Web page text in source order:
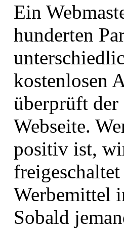
Ein
hunderten
kostenlosen
überprüft der
Webseite.
positiv ist,
Werbemittel
Sobald